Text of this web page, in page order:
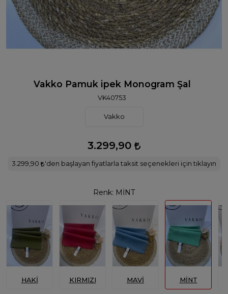
Vakko Pamuk ipek Monogram Şal
VK40753
Vakko
3.299,90
3.299,90 'den başlayan fiyatlarla taksit seçenekleri için tıklayın
Renk: MİNT
HAKİ KIRMIZI MAVİ MİNT